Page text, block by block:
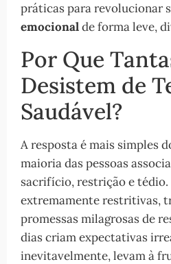
práticas para revolucionar
emocionalde forma leve,
Por Que
Desistem de
Saudável?
A resposta é mais simples
maioria das pessoas associa
sacrifício, restrição e tédio.
extremamente restritivas,
promessas milagrosas de
dias criam expectativas
inevitavelmente, levam à